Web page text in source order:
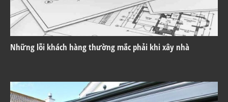
Những lỗi khách hàng thường mắc phải khi xây nhà